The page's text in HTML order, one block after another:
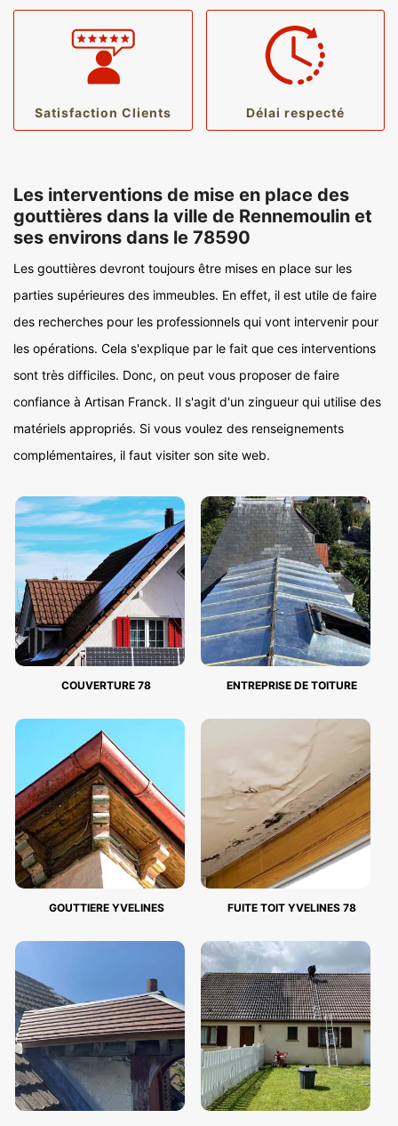
Satisfaction Clients Délai respecté
Les interventions de mise en place des
gouttières dans la ville de Rennemoulin et
ses environs dans le 78590
Les gouttières devront toujours être mises en place sur les
parties supérieures des immeubles. En effet, il est utile de faire
des recherches pour les professionnels qui vont intervenir pour
les opérations. Cela s'explique par le fait que ces interventions
sont très difficiles. Donc, on peut vous proposer de faire
confiance à Artisan Franck. Il s'agit d'un zingueur qui utilise des
matériels appropriés. Si vous voulez des renseignements
complémentaires, il faut visiter son site web.
COUVERTURE 78 ENTREPRISE DE TOITURE
GOUTTIERE YVELINES FUITE TOIT YVELINES 78